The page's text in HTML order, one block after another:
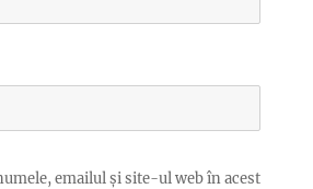
emailul și site-ul web în acest